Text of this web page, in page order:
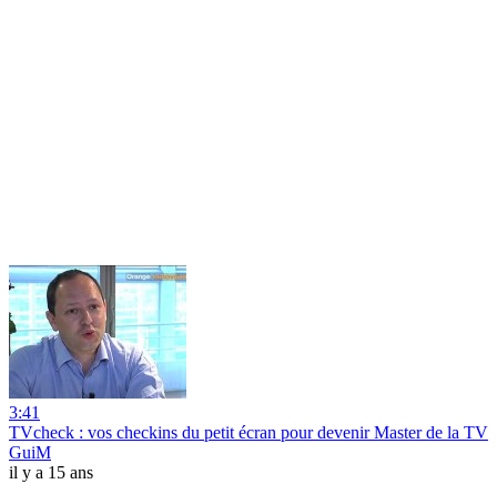
3:41
TVcheck : vos checkins du petit écran pour devenir Master de la TV
GuiM
il y a 15 ans